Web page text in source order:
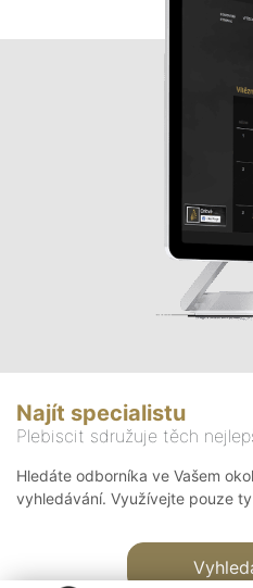
Najít specialistu
Plebiscit sdružuje těch
Hledáte odborníka ve Vašem
vyhledávání. Využívejte pouze